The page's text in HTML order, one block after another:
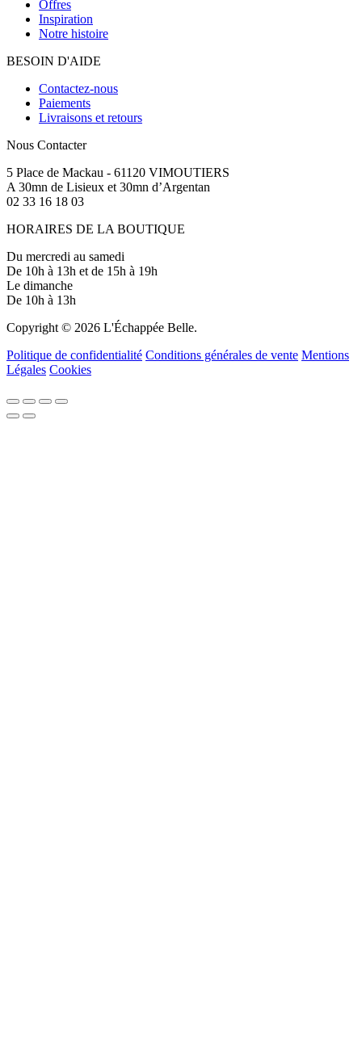
Offres
Inspiration
Notre histoire
BESOIN D'AIDE
Contactez-nous
Paiements
Livraisons et retours
Nous Contacter
5 Place de Mackau - 61120 VIMOUTIERS
A 30mn de Lisieux et 30mn d’Argentan
02 33 16 18 03
HORAIRES DE LA BOUTIQUE
Du mercredi au samedi
De 10h à 13h et de 15h à 19h
Le dimanche
De 10h à 13h
Copyright © 2026 L'Échappée Belle.
Politique de confidentialité Conditions générales de vente Mentions
Légales Cookies